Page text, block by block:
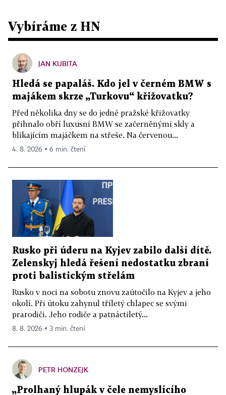
Vybíráme z HN
JAN KUBITA
Hledá se papaláš. Kdo jel v černém BMW s
majákem skrze „Turkovu“ křižovatku?
Před několika dny se do jedné pražské křižovatky
přihnalo obří luxusní BMW se začerněnými skly a
blikajícím majáčkem na střeše. Na červenou...
4. 8. 2026 ▪ 6 min. čtení
Rusko při úderu na Kyjev zabilo další dítě.
Zelenskyj hledá řešení nedostatku zbraní
proti balistickým střelám
Rusko v noci na sobotu znovu zaútočilo na Kyjev a jeho
okolí. Při útoku zahynul tříletý chlapec se svými
prarodiči. Jeho rodiče a patnáctiletý...
8. 8. 2026 ▪ 3 min. čtení
PETR HONZEJK
„Prolhaný hlupák v čele nemyslícího